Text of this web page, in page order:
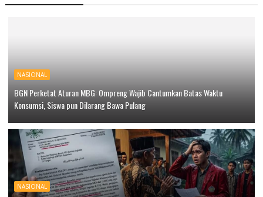
NASIONAL
BGN Perketat Aturan MBG: Ompreng Wajib Cantumkan Batas Waktu
Konsumsi, Siswa pun Dilarang Bawa Pulang
NASIONAL